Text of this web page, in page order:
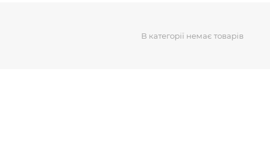
В категорії немає товарів